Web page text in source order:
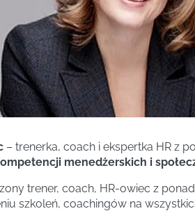
– trenerka, coach i ekspertka HR z
menedżerskich i
trener, coach, HR-owiec z
szkoleń, coachingów na